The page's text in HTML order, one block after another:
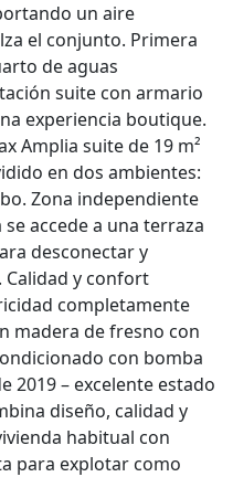
un aire
el conjunto. Primera
de aguas
suite con armario
experiencia boutique.
Amplia suite de 19 m²
en dos ambientes:
Zona independiente
accede a una terraza
desconectar y
y confort
completamente
madera de fresno con
con bomba
2019 – excelente estado
diseño, calidad y
habitual con
para explotar como